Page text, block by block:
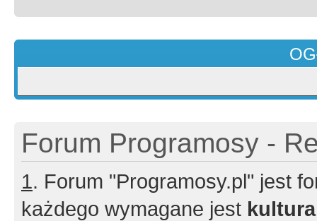
Forum Programosy -
1. Forum "Programosy.pl" jest
każdego wymagane jest